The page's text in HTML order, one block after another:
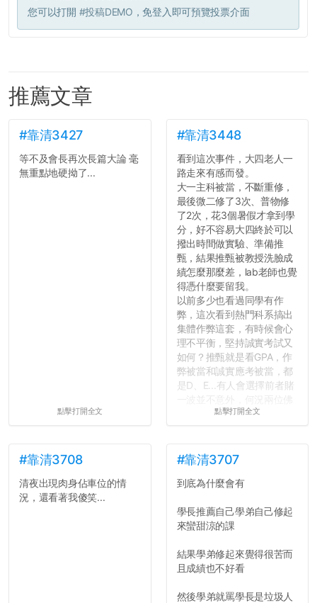
您可以打開 #投稿DEMO ，免登入即可預覽投票介面
推薦文章
#靠清3427
等不及會長再次長篇大論 毫
無重點地硬拗了...
點擊打開全文
#靠清3448
看到這次事件，大四老人一
路走來有感而發。
大一主科被當，不斷重修，
最後微二修了3次、普物修
了2次，花3個暑假才拿到學
分，好不容易大四終於可以
撥出時間做實驗、準備推
甄，結果推甄被教授洗臉成
績怎麼那麼差，lab老師也覺
得憑什麼要留我。
以前多少也看過同學有作
弊，這次看到熱門科系搞出
集體作弊這套，有時候會心
理不平衡，堅持誠實考試又
如何？推甄就是看GPA，作
弊被當和誠實應考被當，都
是D、E...有人會選擇前者賭
心教授看起來要輕輕放下
長作弊的風氣。
反正老人我明天就要搬離新
關，就當最後一天發個牢騷
吧XD，祝學弟妹們修課順利
點擊打開全文
#靠清3708
清夜出現肉身佔車位的情
況，還看著我傻笑...
#靠清3707
到底為什麼會有
學長推薦自己學弟自己修起
來蠻甜涼的課
結果學弟修起來覺得很苦而
且成績也不好看
然後學弟就罵學長是垃圾人